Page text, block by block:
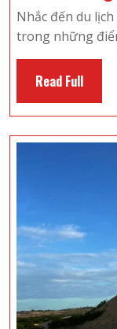
Nhắc đến du
trong những
Read FullRead
Full